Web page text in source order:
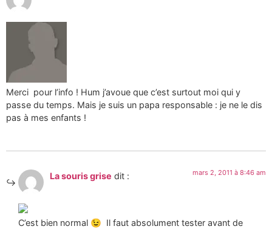
Merci pour l’info ! Hum j’avoue que c’est surtout moi qui y
passe du temps. Mais je suis un papa responsable : je ne le dis
pas à mes enfants !
La souris grise dit : mars 2, 2011 à 8:46 am
C’est bien normal 😉 Il faut absolument tester avant de